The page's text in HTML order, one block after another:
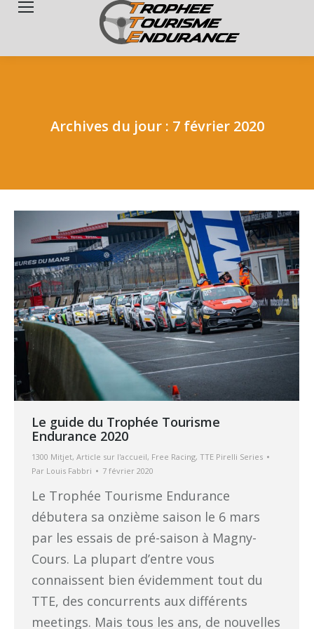
Archives du jour : 7 février 2020
Le guide du Trophée Tourisme
Endurance 2020
1300 Mitjet, Article sur l'accueil, Free Racing, TTE Pirelli Series
Par Louis Fabbri 7 février 2020
Le Trophée Tourisme Endurance
débutera sa onzième saison le 6 mars
par les essais de pré-saison à Magny-
Cours. La plupart d’entre vous
connaissent bien évidemment tout du
TTE, des concurrents aux différents
meetings. Mais tous les ans, de nouvelles